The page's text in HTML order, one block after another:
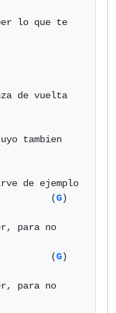
lo que te
de vuelta
tambien
de ejemplo
(G)
para no
(G)
para no